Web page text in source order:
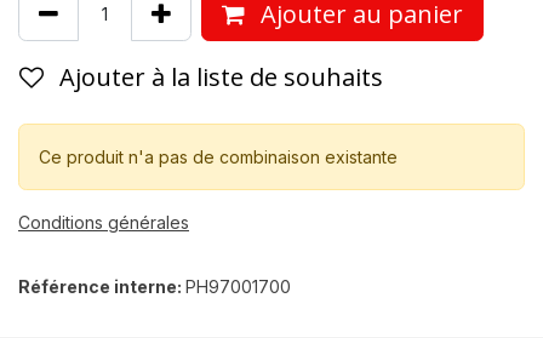
Ajouter au panier
Ajouter à la liste de souhaits
Ce produit n'a pas de combinaison existante
Conditions générales
Référence interne: PH97001700